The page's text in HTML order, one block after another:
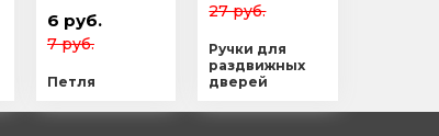
6 руб.
7 руб.
Петля
27 руб.
Ручки для
раздвижных
дверей